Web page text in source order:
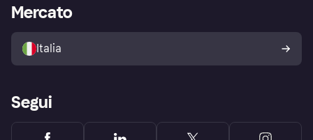
Esplora i negozi
Politica di protezione
dell'acquirente Klarna
Accesso aziende
Mercato
Italia
Segui